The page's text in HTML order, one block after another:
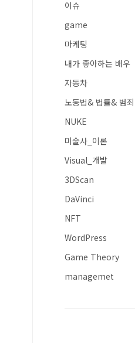
이슈
game
마케팅
내가 좋아하는 배우
자동차
노동법& 법률& 범죄
NUKE
미술사_이론
Visual_개발
3DScan
DaVinci
NFT
WordPress
Game Theory
managemet